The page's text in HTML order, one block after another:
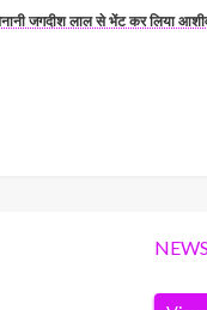
जगदीश लाल से भेंट कर लिया